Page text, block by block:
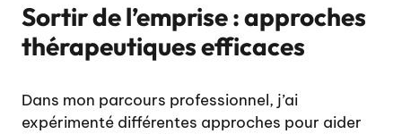
Sortir de l’emprise : approches
thérapeutiques efficaces
Dans mon parcours professionnel, j’ai
expérimenté différentes approches pour aider